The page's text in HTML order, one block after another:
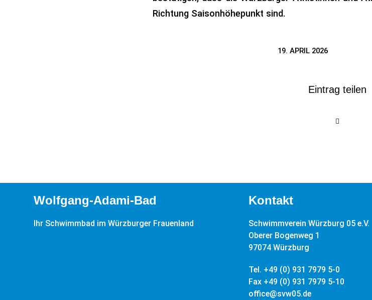
Richtung Saisonhöhepunkt sind.
19. APRIL 2026
Eintrag teilen
Wolfgang-Adami-Bad
Ihr Schwimmbad im Würzburger Frauenland
Kontakt
Schwimmverein Würzburg 05 e.V.
Oberer Bogenweg 1
97074 Würzburg
Tel. +49 (0) 931 7979 5-0
Fax +49 (0) 931 7979 5-10
office@svw05.de